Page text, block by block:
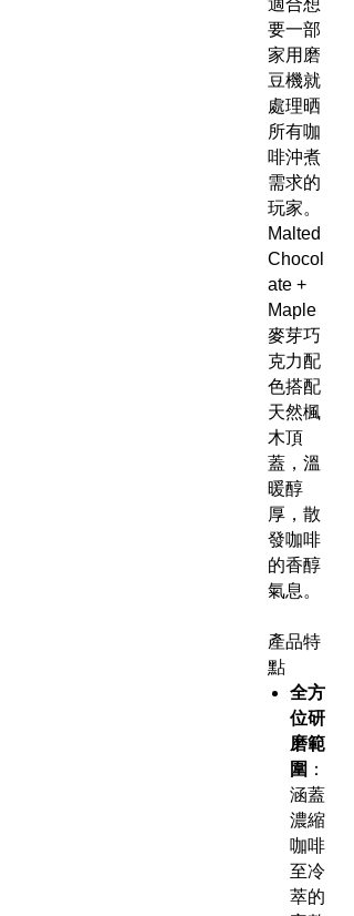
要一部
家用磨
豆機就
處理晒
所有咖
啡沖煮
需求的
玩家。
Malted
Chocol
ate +
Maple
麥芽巧
克力配
色搭配
天然楓
木頂
蓋，溫
暖醇
厚，散
發咖啡
的香醇
氣息。
產品特
點
全方
位研
磨範
圍 ：
涵蓋
濃縮
咖啡
至冷
萃的